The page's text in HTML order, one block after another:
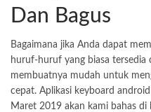
Dan Bagus
Bagaimana jika Anda dapat
huruf-huruf yang biasa tersedia
membuatnya mudah untuk
cepat. Aplikasi keyboard
Maret 2019 akan kami bahas di